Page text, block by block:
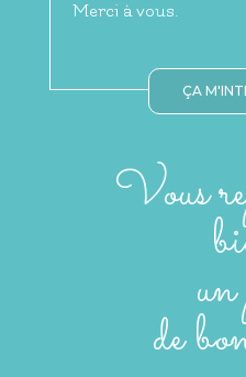
Merci à vous.
ÇA
Vous
de